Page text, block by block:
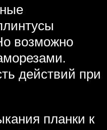
возможно
действий при
планки к